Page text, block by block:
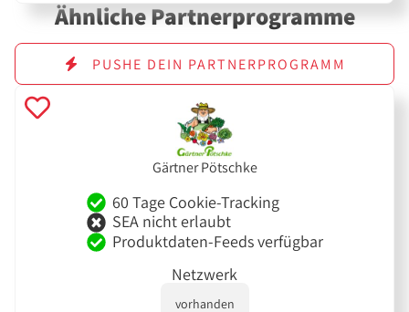
Ähnliche Partnerprogramme
PUSHE DEIN PARTNERPROGRAMM
Gärtner Pötschke
60 Tage Cookie-Tracking
SEA nicht erlaubt
Produktdaten-Feeds verfügbar
Netzwerk
vorhanden